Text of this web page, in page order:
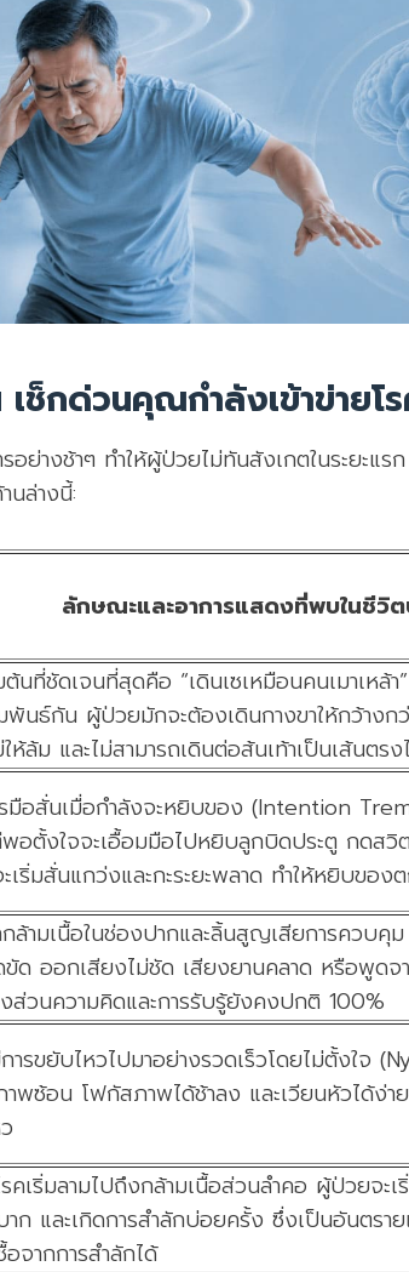
กด่วนคุณกำลังเข้าข่ายโร
อย่างช้าๆ ทำให้ผู้ป่วยไม่ทันสังเกตในระยะแ
นล่างนี้:
ลักษณะและอาการแสดงที่พบในชีวิต
ต้นที่ชัดเจนที่สุดคือ “เดินเซเหมือนคนเมาเหล้
นธ์กัน ผู้ป่วยมักจะต้องเดินกางขาให้กว้างก
ห้ล้ม และไม่สามารถเดินต่อส้นเท้าเป็นเส้นตรง
รมือสั่นเมื่อกำลังจะหยิบของ (Intention
อตั้งใจจะเอื้อมมือไปหยิบลูกบิดประตู กดสวิ
เริ่มสั่นแกว่งและกะระยะพลาด ทำให้หยิบขอ
ล้ามเนื้อในช่องปากและลิ้นสูญเสียการควบ
ด ออกเสียงไม่ชัด เสียงยานคลาด หรือพูดจ
ส่วนความคิดและการรับรู้ยังคงปกติ 100%
ารขยับไหวไปมาอย่างรวดเร็วโดยไม่ตั้งใจ
พซ้อน โฟกัสภาพได้ช้าลง และเวียนหัวได้ง่า
รคเริ่มลามไปถึงกล้ามเนื้อส่วนลำคอ ผู้ป่วยจะ
าก และเกิดการสำลักบ่อยครั้ง ซึ่งเป็นอันตราย
จากการสำลักได้